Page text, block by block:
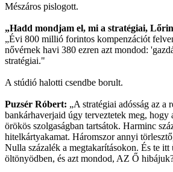
Mészáros pislogott.
„Hadd mondjam el, mi a stratégiai,
„Évi 800 millió forintos kompenzációt
nővérnek havi 380 ezren azt mondod:
stratégiai."
A stúdió halotti csendbe borult.
Puzsér Róbert: „A stratégiai adósság az a
bankárhaverjaid úgy terveztetek meg, hogy
örökös szolgaságban tartsátok. Harminc
hitelkártyakamat. Háromszor annyi
Nulla százalék a megtakarításokon. És te itt
öltönyödben, és azt mondod, AZ Ő